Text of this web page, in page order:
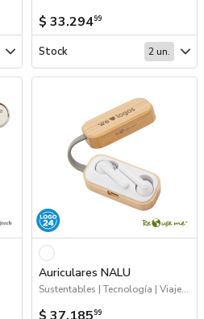
$ 33.29499
Stock 2 un.
Auriculares NALU
Sustentables | Tecnología | Viajes | Logo 24hs
99